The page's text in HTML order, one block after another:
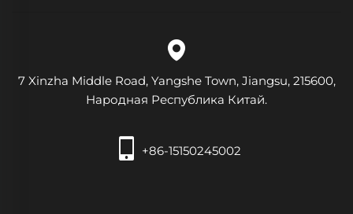
7 Xinzha Middle Road, Yangshe Town, Jiangsu, 215600,
Народная Республика Китай.
+86-15150245002